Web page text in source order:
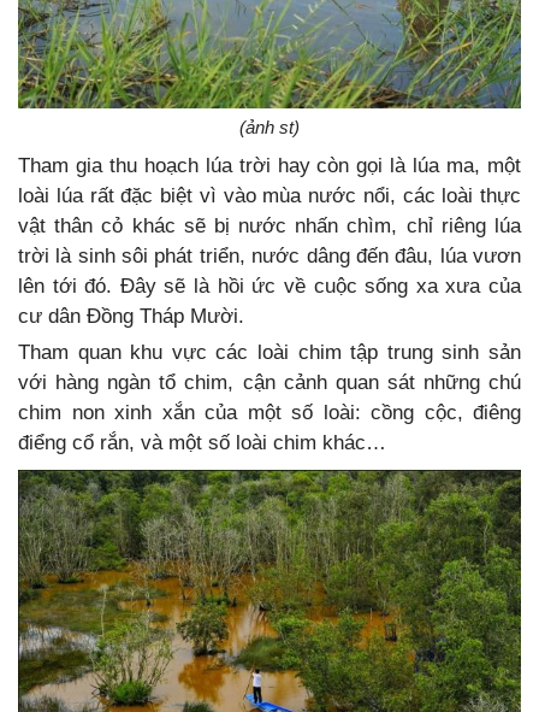
(ảnh st)
Tham gia thu hoạch lúa trời hay còn gọi là lúa ma, một
loài lúa rất đặc biệt vì vào mùa nước nổi, các loài thực
vật thân cỏ khác sẽ bị nước nhấn chìm, chỉ riêng lúa
trời là sinh sôi phát triển, nước dâng đến đâu, lúa vươn
lên tới đó. Đây sẽ là hồi ức về cuộc sống xa xưa của
cư dân Đồng Tháp Mười.
Tham quan khu vực các loài chim tập trung sinh sản
với hàng ngàn tổ chim, cận cảnh quan sát những chú
chim non xinh xắn của một số loài: cồng cộc, điêng
điểng cổ rắn, và một số loài chim khác…